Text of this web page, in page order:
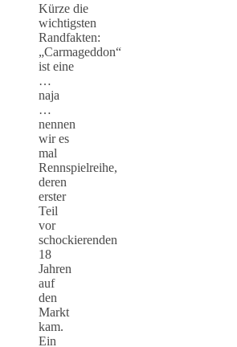
Kürze die
wichtigsten
Randfakten:
„Carmageddon“
ist eine
…
naja
…
nennen
wir es
mal
Rennspielreihe,
deren
erster
Teil
vor
schockierenden
18
Jahren
auf
den
Markt
kam.
Ein